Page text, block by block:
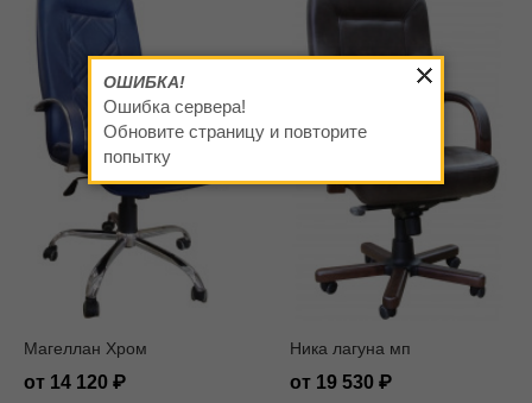
Магеллан Хром
от 14 120
Ника лагуна мп
от 19 530
ОШИБКА!
Ошибка сервера!
Обновите страницу и повторите
попытку